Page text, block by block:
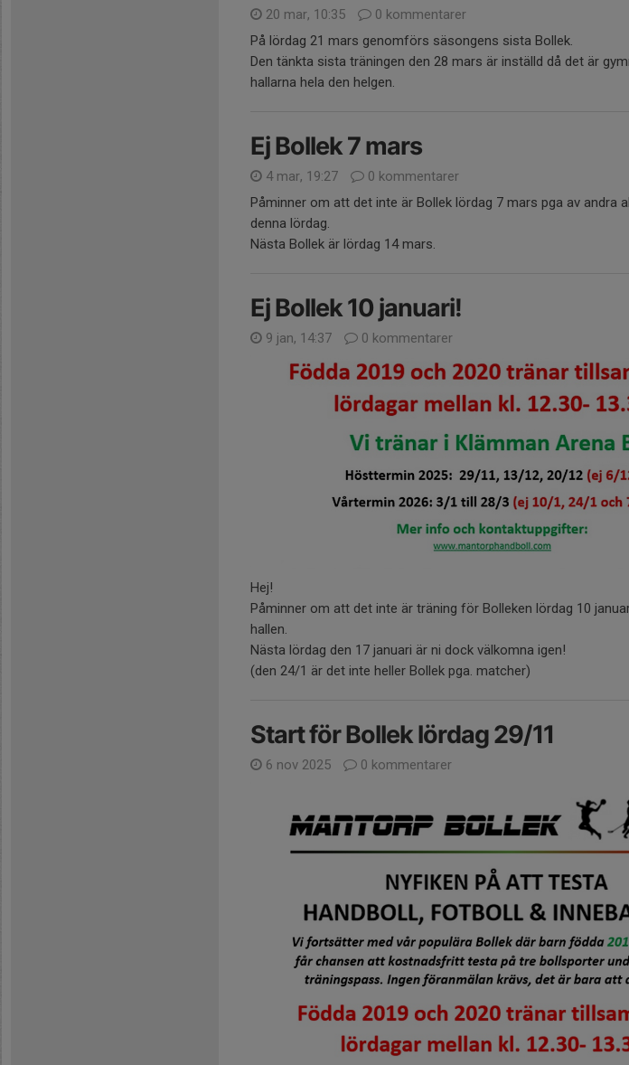
20 mar, 10:35
0 kommentarer
På lördag 21 mars genomförs säsongens sista Bollek.
Den tänkta sista träningen den 28 mars är inställd då det är
hallarna hela den helgen.
Ej Bollek 7 mars
4 mar, 19:27
0 kommentarer
Påminner om att det inte är Bollek lördag 7 mars pga av andra
denna lördag.
Nästa Bollek är lördag 14 mars.
Ej Bollek 10 januari!
9 jan, 14:37 0 kommentarer
Hej!
Påminner om att det inte är träning för Bolleken lördag 10
hallen.
Nästa lördag den 17 januari är ni dock välkomna igen!
(den 24/1 är det inte heller Bollek pga. matcher)
Start för Bollek lördag 29/11
6 nov 2025 0 kommentarer